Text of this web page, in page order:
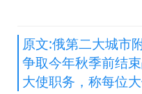
原文:俄第二大城市
争取今年秋季前结
大使职务，称每位